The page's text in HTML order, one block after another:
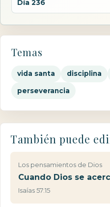
Día 236
Temas
vida santa disciplina
perseverancia
También puede
Los pensamientos de Dios
Cuando Dios se
Isaías 57:15